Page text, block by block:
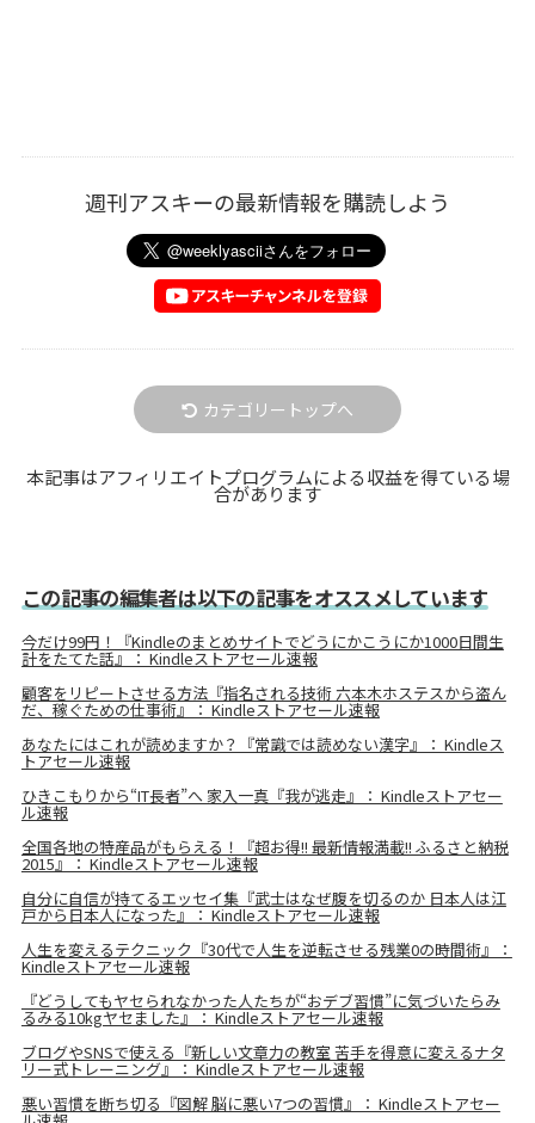
週刊アスキーの最新情報を購読しよう
カテゴリートップへ
本記事はアフィリエイトプログラムによる収益を得ている場
合があります
この記事の編集者は以下の記事をオススメしています
今だけ99円！『Kindleのまとめサイトでどうにかこうにか1000日間生
計をたてた話』： Kindleストアセール速報
顧客をリピートさせる方法『指名される技術 六本木ホステスから盗ん
だ、稼ぐための仕事術』： Kindleストアセール速報
あなたにはこれが読めますか？『常識では読めない漢字』： Kindleス
トアセール速報
ひきこもりから“IT長者”へ 家入一真『我が逃走』： Kindleストアセー
ル速報
全国各地の特産品がもらえる！『超お得!! 最新情報満載!! ふるさと納税
2015』： Kindleストアセール速報
自分に自信が持てるエッセイ集『武士はなぜ腹を切るのか 日本人は江
戸から日本人になった』： Kindleストアセール速報
人生を変えるテクニック『30代で人生を逆転させる残業0の時間術』：
Kindleストアセール速報
『どうしてもヤセられなかった人たちが“おデブ習慣”に気づいたらみ
るみる10kgヤセました』： Kindleストアセール速報
ブログやSNSで使える『新しい文章力の教室 苦手を得意に変えるナタ
リー式トレーニング』： Kindleストアセール速報
悪い習慣を断ち切る『図解 脳に悪い7つの習慣』： Kindleストアセー